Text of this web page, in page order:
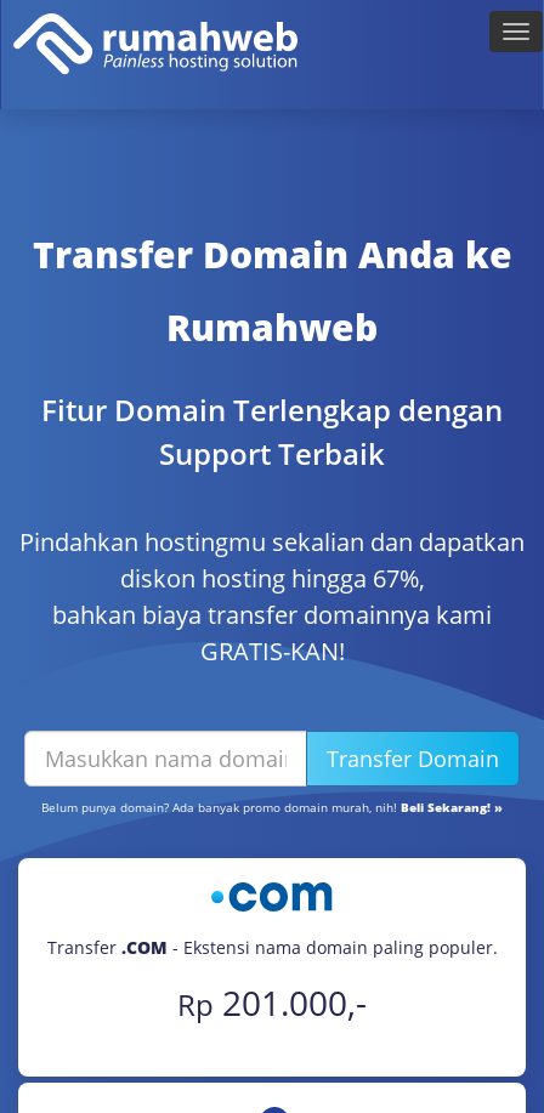
Transfer Domain Anda ke
Rumahweb
Fitur Domain Terlengkap dengan
Support Terbaik
Pindahkan hostingmu sekalian dan dapatkan
diskon hosting hingga 67%,
bahkan biaya transfer domainnya kami
GRATIS-KAN!
Belum punya domain? Ada banyak promo domain murah, nih! Beli Sekarang! »
Transfer .COM - Ekstensi nama domain paling populer.
Rp 201.000,-